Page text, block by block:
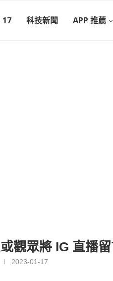
17 科技新聞 APP 推薦
觀眾將 IG 直播
2023-01-17